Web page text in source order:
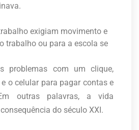
exigiam movimento e
trabalho ou para a escola se
problemas com um clique,
o celular para pagar contas e
outras palavras, a vida
do século XXI.